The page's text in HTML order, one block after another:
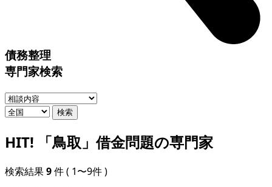
債務整理
専門家検索
検索
HIT! 「鳥取」借金問題の専門家
検索結果9件( 1〜9件 )